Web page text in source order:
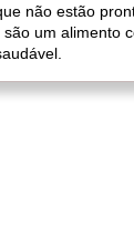
não estão
um alimento